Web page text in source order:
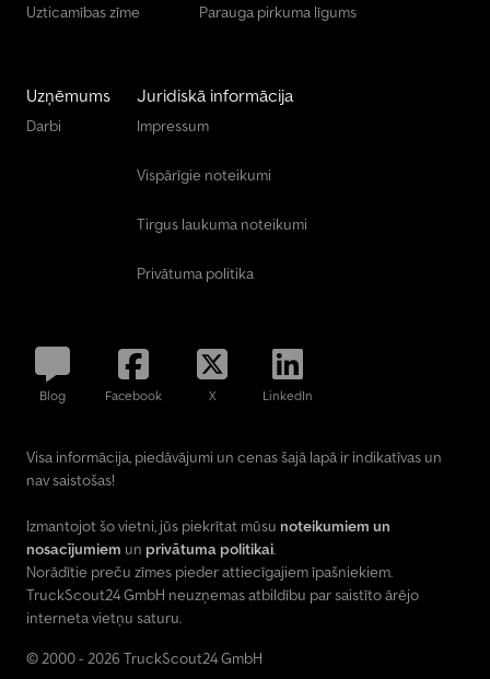
Uzticamības zīme Parauga pirkuma līgums
Uzņēmums
Darbi
Juridiskā informācija
Impressum
Vispārīgie noteikumi
Tirgus laukuma noteikumi
Privātuma politika
Blog Facebook X LinkedIn
Visa informācija, piedāvājumi un cenas šajā lapā ir indikatīvas un
nav saistošas!
Izmantojot šo vietni, jūs piekrītat mūsu noteikumiem un
nosacījumiem un privātuma politikai.
Norādītie preču zīmes pieder attiecīgajiem īpašniekiem.
TruckScout24 GmbH neuzņemas atbildību par saistīto ārējo
interneta vietņu saturu.
© 2000 - 2026 TruckScout24 GmbH